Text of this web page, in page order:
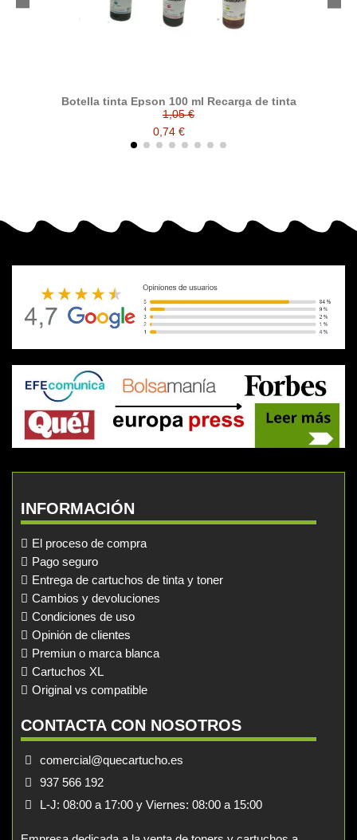
Botella tinta Epson 100 ml Recarga de tinta
1,05 €
0,74 €
INFORMACIÓN
El proceso de compra
Pago seguro
Entrega de cartuchos de tinta y toner
Cambios y devoluciones
Condiciones de uso
Opinión de clientes
Premiun o marca blanca
Cartuchos XL
Original vs compatible
CONTACTA CON NOSOTROS
comercial@quecartucho.es
937 566 192
L-J: 08:00 a 17:00 y Viernes: 08:00 a 15:00